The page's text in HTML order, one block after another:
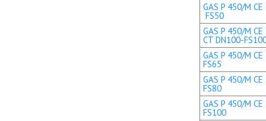
GAS P 450/M
FS50
GAS P 450/M CE
CT DN100-
GAS P 450/M
FS65
GAS P 450/M
FS80
GAS P 450/M
FS100